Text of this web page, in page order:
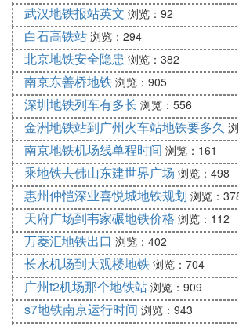
『陆』 宁波轨道交通1号线的
宁波轨道交通采用国家地铁标准B2
量），车辆采用接触网受电方式，有
四动二拖的方式，每趟车可载1280人
宁波轨道交通1号线设计的最大运能
至5万人。建成通车后，乘客可以清
话。
此外，宁波轨道交通车站均设置自动
时还设置了人工售票系统，方便乘客
条线路之间均为站内直接换乘，与其
乘，都进行了充分的衔接设计。
武汉地铁报站英文 浏览：92
白石高铁站 浏览：294
北京地铁安全隐患 浏览：382
南京东善桥地铁 浏览：905
深圳地铁列车有多长 浏览：556
金洲地铁站到广州火车站地铁要多久
南京地铁机场线单程时间 浏览：161
乘地铁去佛山东建世界广场 浏览：498
惠州仲恺深业喜悦城地铁规划 浏览：
天府广场到韦家碾地铁价格 浏览：112
万菱汇地铁出口 浏览：402
长水机场到大观楼地铁 浏览：704
广州t2机场那个地铁站 浏览：909
s7地铁南京运行时间 浏览：943